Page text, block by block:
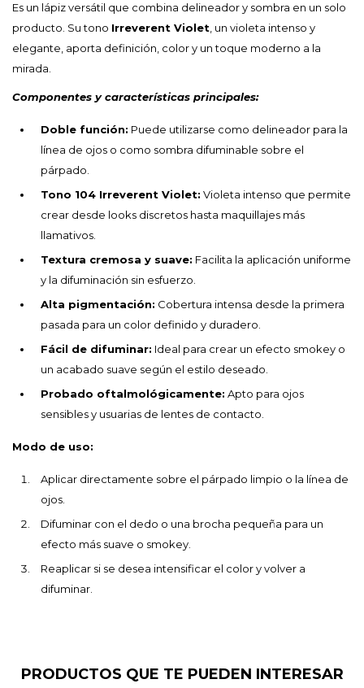
Es un lápiz versátil que combina delineador y sombra en un solo
producto. Su tono Irreverent Violet , un violeta intenso y
elegante, aporta definición, color y un toque moderno a la
mirada.
Componentes y características principales:
Doble función: Puede utilizarse como delineador para la
línea de ojos o como sombra difuminable sobre el
párpado.
Tono 104 Irreverent Violet: Violeta intenso que permite
crear desde looks discretos hasta maquillajes más
llamativos.
Textura cremosa y suave: Facilita la aplicación uniforme
y la difuminación sin esfuerzo.
Alta pigmentación: Cobertura intensa desde la primera
pasada para un color definido y duradero.
Fácil de difuminar: Ideal para crear un efecto smokey o
un acabado suave según el estilo deseado.
Probado oftalmológicamente: Apto para ojos
sensibles y usuarias de lentes de contacto.
Modo de uso:
Aplicar directamente sobre el párpado limpio o la línea de
ojos.
Difuminar con el dedo o una brocha pequeña para un
efecto más suave o smokey.
Reaplicar si se desea intensificar el color y volver a
difuminar.
PRODUCTOS QUE TE PUEDEN INTERESAR